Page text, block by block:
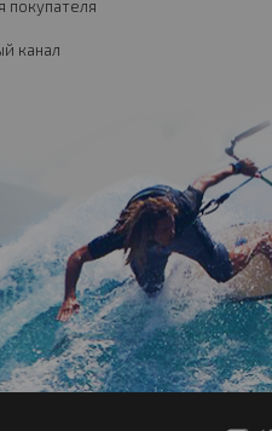
покупателя
канал